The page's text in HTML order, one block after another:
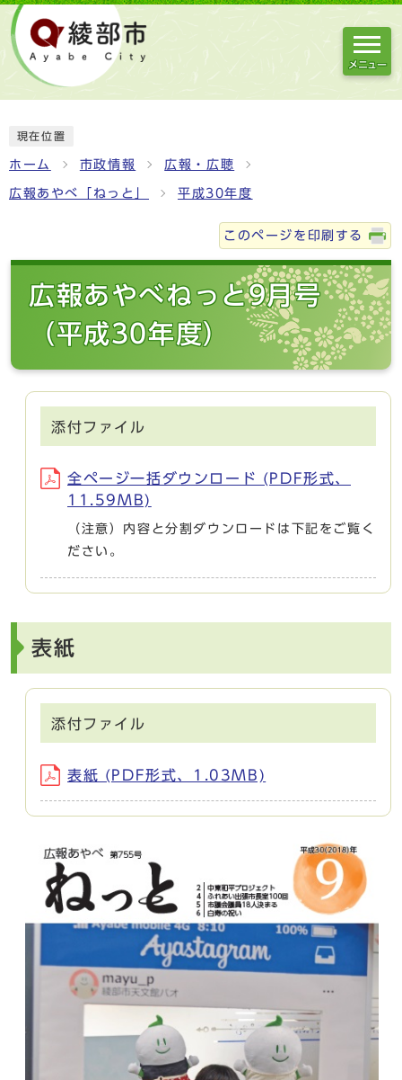
メニュー
現在位置
ホーム 市政情報 広報・広聴
広報あやべ「ねっと」 平成30年度
このページを印刷する
広報あやべねっと9月号
（平成30年度）
添付ファイル
全ページ一括ダウンロード (PDF形式、
11.59MB)
（注意）内容と分割ダウンロードは下記をご覧く
ださい。
表紙
添付ファイル
表紙 (PDF形式、1.03MB)